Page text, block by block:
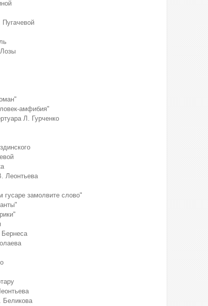
амфибия"
Л. Гурченко
Леонтьева
замолвите слово"
Беликова